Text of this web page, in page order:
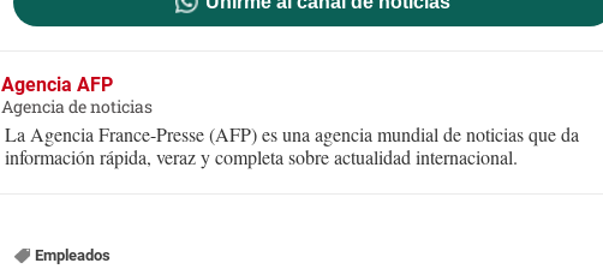
Agencia AFP
Agencia de noticias
La Agencia France-Presse (AFP) es una agencia mundial de noticias que da
información rápida, veraz y completa sobre actualidad internacional.
Empleados